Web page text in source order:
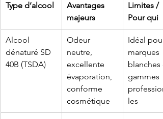
Type d’alcool
Avantages
majeurs
Limites /
Pour qui
Alcool
dénaturé SD
40B (TSDA)
Odeur
neutre,
excellente
évaporation,
conforme
cosmétique
Idéal pour
marques
blanches
gammes
les